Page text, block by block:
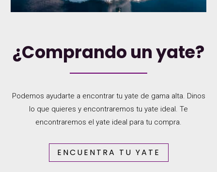
¿Comprando un yate?
Podemos ayudarte a encontrar tu yate de gama alta. Dinos
lo que quieres y encontraremos tu yate ideal. Te
encontraremos el yate ideal para tu compra.
ENCUENTRA TU YATE